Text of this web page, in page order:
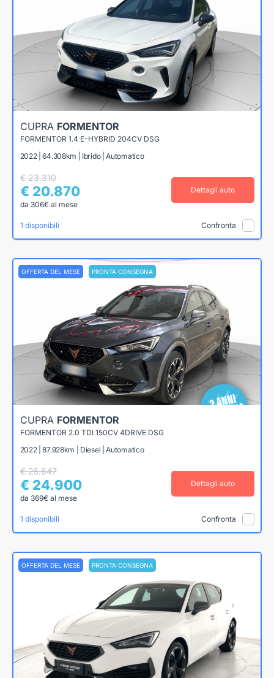
CUPRA FORMENTOR
FORMENTOR 1.4 E-HYBRID 204CV DSG
2022 | 64.308km | Ibrido | Automatico
€ 23.310
€ 20.870
da 306€ al mese
Dettagli auto
1 disponibili Confronta
OFFERTA DEL MESE PRONTA CONSEGNA
CUPRA FORMENTOR
FORMENTOR 2.0 TDI 150CV 4DRIVE DSG
2022 | 87.928km | Diesel | Automatico
€ 25.647
€ 24.900
da 369€ al mese
Dettagli auto
1 disponibili Confronta
OFFERTA DEL MESE PRONTA CONSEGNA